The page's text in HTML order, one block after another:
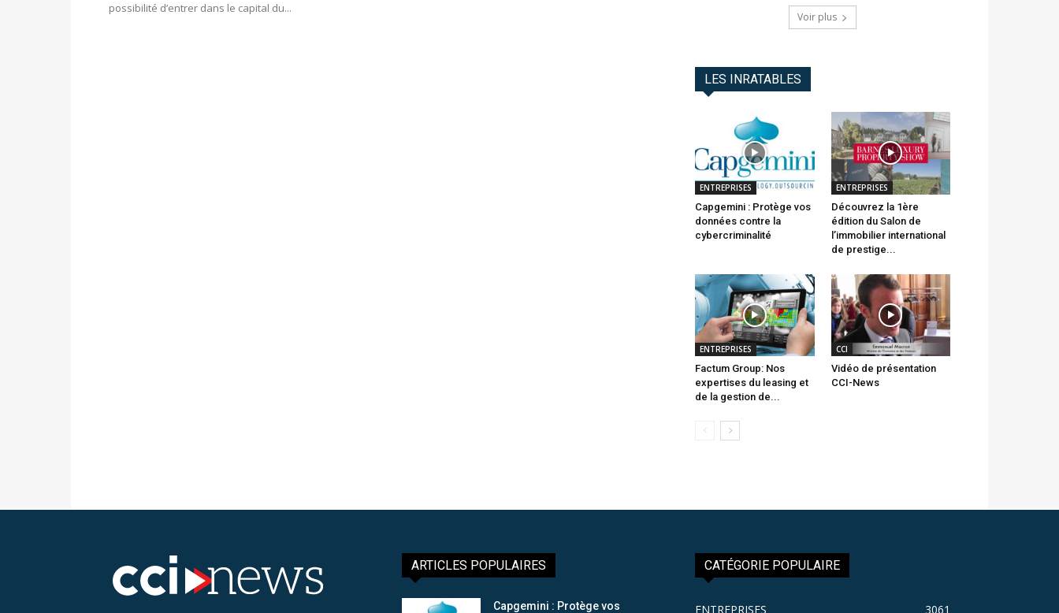
possibilité d’entrer dans le capital du...
Voir plus
LES INRATABLES
ENTREPRISES
Capgemini : Protège vos
données contre la
cybercriminalité
ENTREPRISES
Découvrez la 1ère
édition du Salon de
l’immobilier international
de prestige...
ENTREPRISES
Factum Group: Nos
expertises du leasing et
de la gestion de...
CCI
Vidéo de présentation
CCI-News
ARTICLES POPULAIRES
Capgemini : Protège vos
CATÉGORIE POPULAIRE
ENTREPRISES 3061